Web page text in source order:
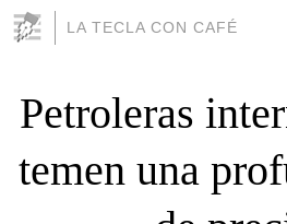
LA TECLA CON CAFÉ
Petroleras
temen una